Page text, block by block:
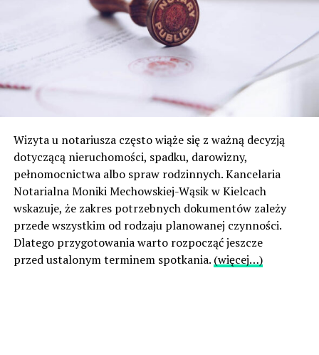
Wizyta u notariusza często wiąże się z ważną decyzją
dotyczącą nieruchomości, spadku, darowizny,
pełnomocnictwa albo spraw rodzinnych. Kancelaria
Notarialna Moniki Mechowskiej-Wąsik w Kielcach
wskazuje, że zakres potrzebnych dokumentów zależy
przede wszystkim od rodzaju planowanej czynności.
Dlatego przygotowania warto rozpocząć jeszcze
przed ustalonym terminem spotkania. (więcej…)